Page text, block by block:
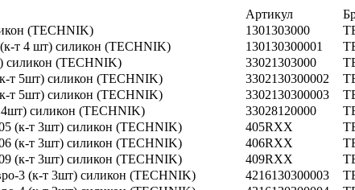
Артикул
(TECHNIK) 1301303000
т 4 шт) силикон (TECHNIK) 130130300001
силикон (TECHNIK) 33021303000
т 5шт) силикон (TECHNIK) 3302130300002
т 5шт) силикон (TECHNIK) 3302130300003
4шт) силикон (TECHNIK) 33028120000
(к-т 3шт) силикон (TECHNIK) 405RXX
(к-т 3шт) силикон (TECHNIK) 406RXX
(к-т 3шт) силикон (TECHNIK) 409RXX
3 (к-т 3шт) силикон (TECHNIK) 4216130300003